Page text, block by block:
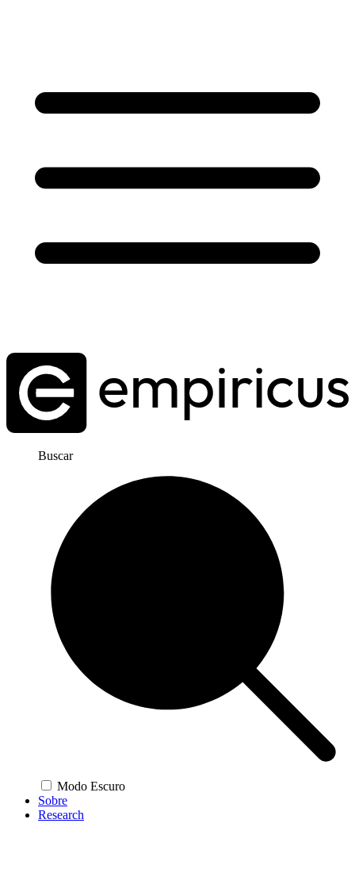
Buscar
Modo Escuro
Sobre
Research